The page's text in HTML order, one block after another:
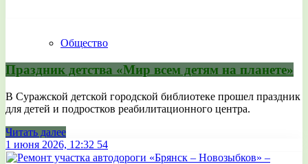
Общество
Праздник детства «Мир всем детям на планете»
В Суражской детской городской библиотеке прошел праздник
для детей и подростков реабилитационного центра.
Читать далее
1 июня 2026, 12:32 54